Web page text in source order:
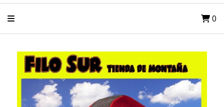
0